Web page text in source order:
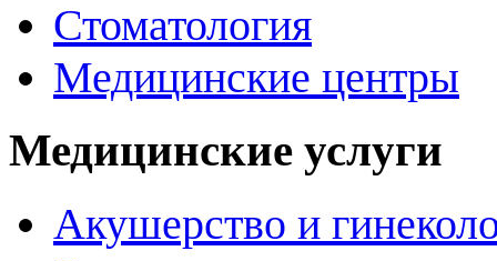
Стоматология
Медицинские центры
Медицинские услуги
Акушерство и